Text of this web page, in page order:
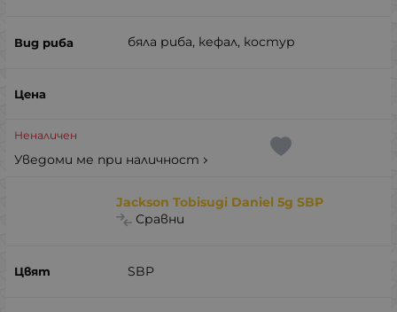
бяла риба, кефал, костур
Неналичен
Уведоми ме при наличност
Jackson Tobisugi Daniel 5g SBP
Сравни
SBP